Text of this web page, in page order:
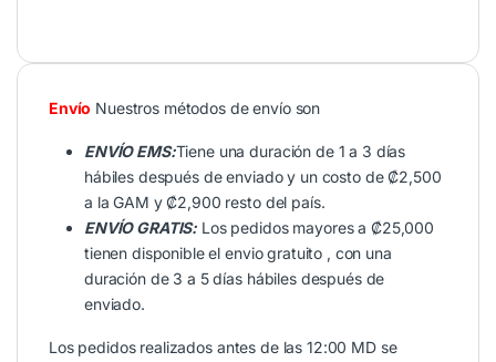
Envío Nuestros métodos de envío son
ENVÍO EMS:Tiene una duración de 1 a 3 días
hábiles después de enviado y un costo de ₡2,500
a la GAM y ₡2,900 resto del país.
ENVÍO GRATIS: Los pedidos mayores a ₡25,000
tienen disponible el envio gratuito , con una
duración de 3 a 5 días hábiles después de
enviado.
Los pedidos realizados antes de las 12:00 MD se